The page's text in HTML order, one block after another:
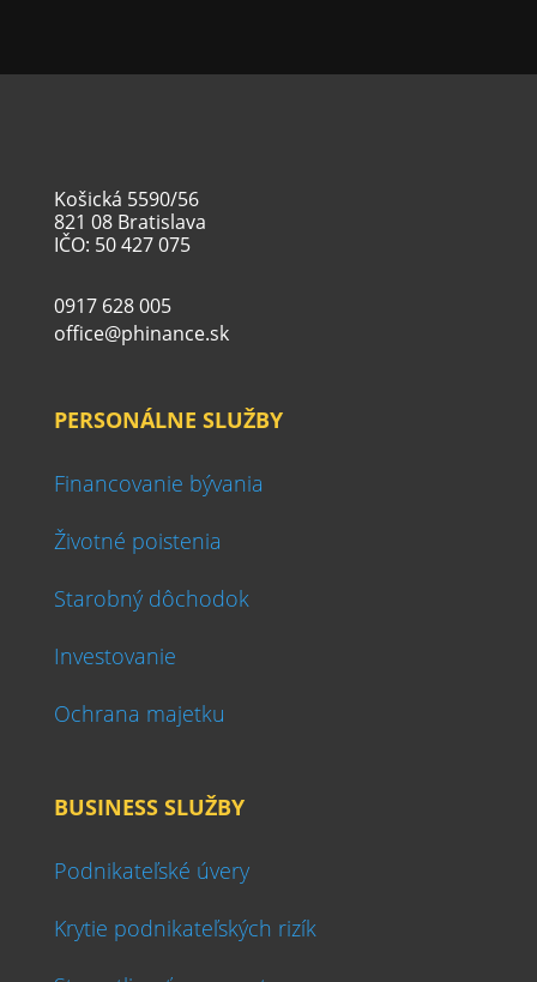
Košická 5590/56
821 08 Bratislava
IČO: 50 427 075
0917 628 005
office@phinance.sk
PERSONÁLNE SLUŽBY
Financovanie bývania
Životné poistenia
Starobný dôchodok
Investovanie
Ochrana majetku
BUSINESS SLUŽBY
Podnikateľské úvery
Krytie podnikateľských rizík